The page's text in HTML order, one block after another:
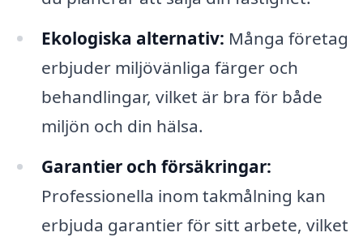
Ekologiska alternativ: Många företag
erbjuder miljövänliga färger och
behandlingar, vilket är bra för både
miljön och din hälsa.
Garantier och försäkringar:
Professionella inom takmålning kan
erbjuda garantier för sitt arbete, vilket